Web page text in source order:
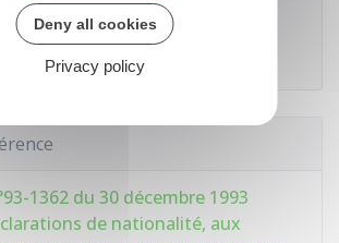
demande de naturalisation
SIMULATEUR permet d'avoir la
des DOCUMENTS À FOURNIR
1362 du 30 décembre 1993
de nationalité, aux
Deny all cookies
Privacy policy